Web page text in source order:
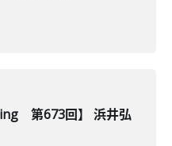
第673回】 浜井弘